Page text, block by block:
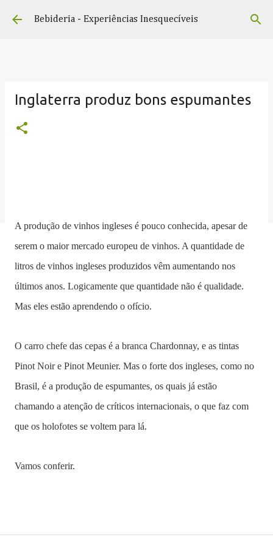
Pular para o conteúdo principal
Bebideria - Experiências Inesquecíveis
Inglaterra produz bons espumantes
A produção de vinhos ingleses é pouco conhecida, apesar de
serem o maior mercado europeu de vinhos. A quantidade de
litros de vinhos ingleses produzidos vêm aumentando nos
últimos anos. Logicamente que quantidade não é qualidade.
Mas eles estão aprendendo o ofício.
O carro chefe das cepas é a branca Chardonnay, e as tintas
Pinot Noir e Pinot Meunier. Mas o forte dos ingleses, como no
Brasil, é a produção de espumantes, os quais já estão
chamando a atenção de críticos internacionais, o que faz com
que os holofotes se voltem para lá.
Vamos conferir.